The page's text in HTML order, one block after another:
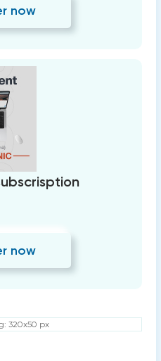
now
now
320x50 px